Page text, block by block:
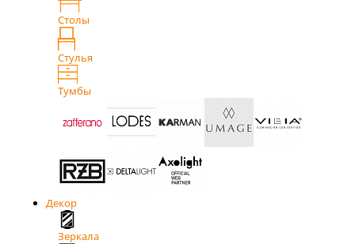
Столы
Стулья
Тумбы
Декор
Зеркала